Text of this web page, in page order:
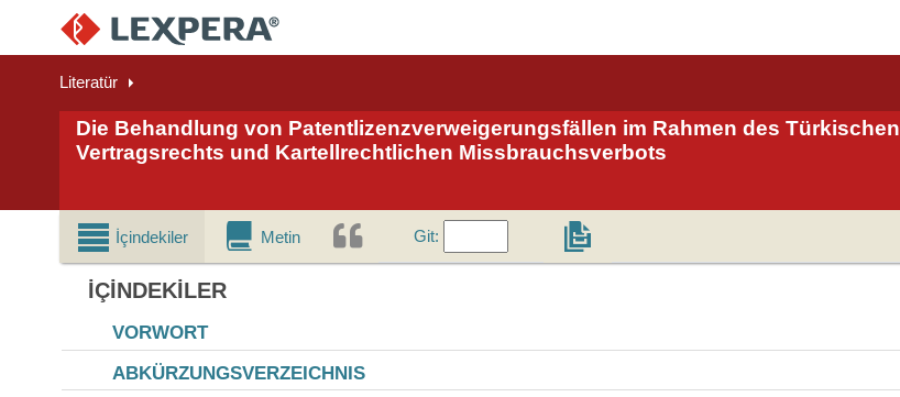
Literatür
Die Behandlung von Patentlizenzverweigerungsfällen im Rahmen des Türkischen
Vertragsrechts und Kartellrechtlichen Missbrauchsverbots
İçindekiler Metin Git:
İÇINDEKILER
VORWORT
ABKÜRZUNGSVERZEICHNIS